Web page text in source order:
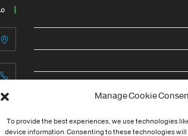
Manage Cookie
To provide the best experiences, we use technologies
device information. Consenting to these technologies